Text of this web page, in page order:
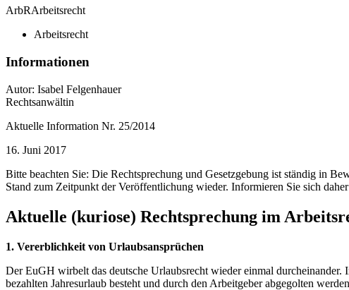
ArbRArbeitsrecht
Arbeitsrecht
Informationen
Autor: Isabel Felgenhauer
Rechtsanwältin
Aktuelle Information Nr. 25/2014
16. Juni 2017
Bitte beachten Sie: Die Rechtsprechung und Gesetzgebung ist ständig in
Stand zum Zeitpunkt der Veröffentlichung wieder. Informieren Sie sich
Aktuelle (kuriose) Rechtsprechung im
1. Vererblichkeit von Urlaubsansprüchen
Der EuGH wirbelt das deutsche Urlaubsrecht wieder einmal
bezahlten Jahresurlaub besteht und durch den Arbeitgeber abgegolten